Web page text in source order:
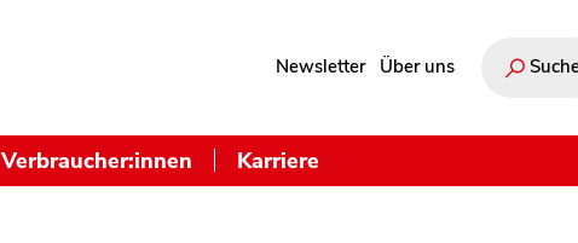
Newsletter Über uns
Verbraucher:innen Karriere